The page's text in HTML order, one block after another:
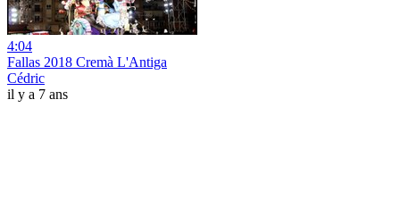
4:04
Fallas 2018 Cremà L'Antiga
Cédric
il y a 7 ans